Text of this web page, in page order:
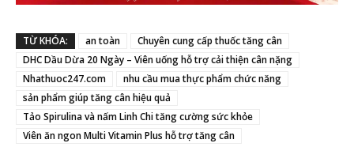
TỪ KHÓA: an toàn
Chuyên cung cấp thuốc tăng cân
DHC Dầu Dừa 20 Ngày – Viên uống hỗ trợ cải thiện cân nặng
Nhathuoc247.com
nhu cầu mua thực phẩm chức năng
sản phẩm giúp tăng cân hiệu quả
Tảo Spirulina và nấm Linh Chi tăng cường sức khỏe
Viên ăn ngon Multi Vitamin Plus hỗ trợ tăng cân